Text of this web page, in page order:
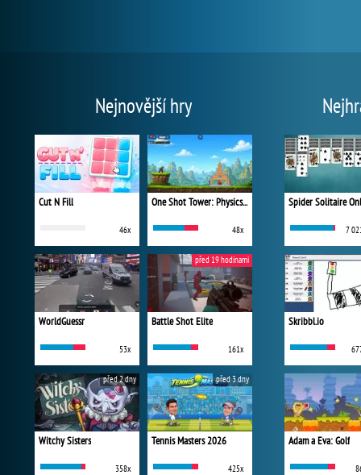
Nejnovější hry
Cut N Fill
46x
One Shot Tower: Physics Destroyer
48x
WorldGuessr
53x
Battle Shot Elite
161x
před 19 hodinami
Witchy Sisters
358x
před 2 dny
Tennis Masters 2026
425x
před 3 dny
Spider Solitaire
7
Skribbl.io
Adam a Eva: Golf